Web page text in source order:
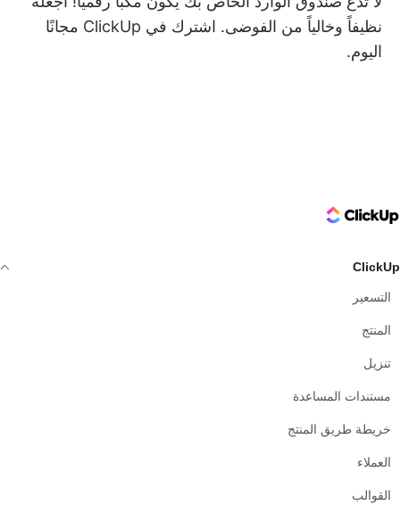
نظيفاً وخالياً من الفوضى. اشترك في ClickUp
مجانًا
اليوم.
ClickUp Logo
ClickUp
التسعير
المنتج
تنزيل
مستندات المساعدة
خريطة طريق المنتج
العملاء
القوالب